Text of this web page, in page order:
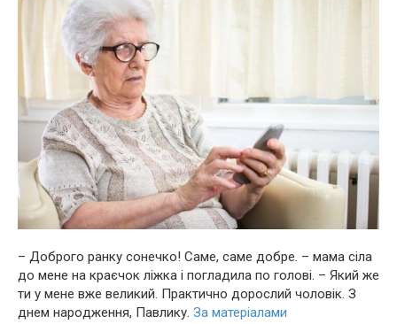
– Доброго ранку сонечко! Саме, саме добре. – мама сіла
до мене на краєчок ліжка і погладила по голові. – Який же
ти у мене вже великий. Практично дорослий чоловік. З
днем ​​наpoдження, Павлику. За матеріалами